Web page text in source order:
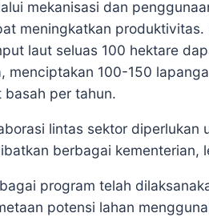
mekanisasi dan
meningkatkan
laut seluas 100 hektare
menciptakan 100-150
basah per tahun.
lintas sektor diperlukan
berbagai kementerian,
program telah
potensi lahan